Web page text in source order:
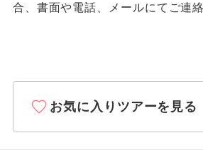
合、書面や電話、メールにてご連
お気に入りツアーを見る